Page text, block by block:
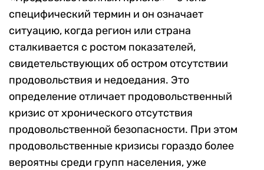
специфический термин и он означает
ситуацию, когда регион или страна
сталкивается с ростом показателей,
свидетельствующих об остром отсутствии
продовольствия и недоедания. Это
определение отличает продовольственный
кризис от хронического отсутствия
продовольственной безопасности. При этом
продовольственные кризисы гораздо более
вероятны среди групп населения, уже